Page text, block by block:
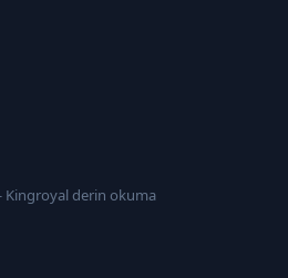
Kingroyal derin okuma